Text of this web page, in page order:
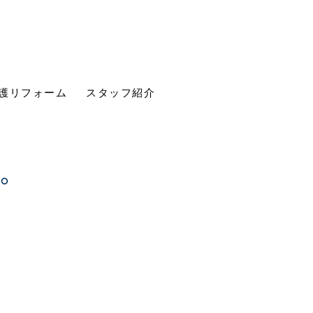
リフォーム スタッフ紹介